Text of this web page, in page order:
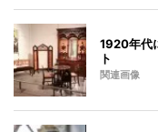
1920年代
ト
関連画像